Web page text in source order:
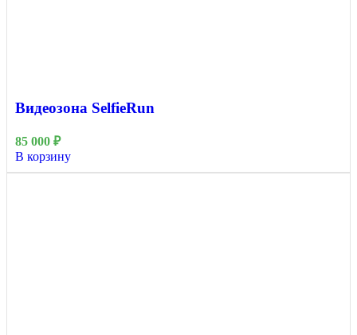
Видеозона SelfieRun
85 000 ₽
В корзину